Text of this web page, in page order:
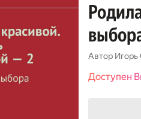
Автор Игорь
Доступен